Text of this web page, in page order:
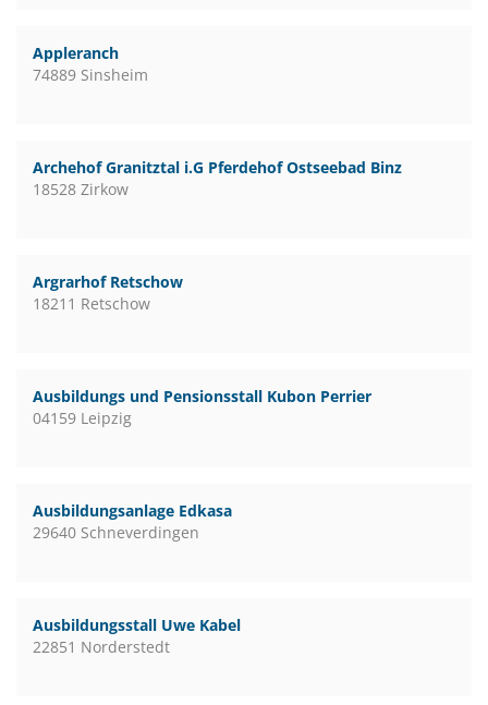
Appleranch
74889 Sinsheim
Archehof Granitztal i.G Pferdehof Ostseebad Binz
18528 Zirkow
Argrarhof Retschow
18211 Retschow
Ausbildungs und Pensionsstall Kubon Perrier
04159 Leipzig
Ausbildungsanlage Edkasa
29640 Schneverdingen
Ausbildungsstall Uwe Kabel
22851 Norderstedt